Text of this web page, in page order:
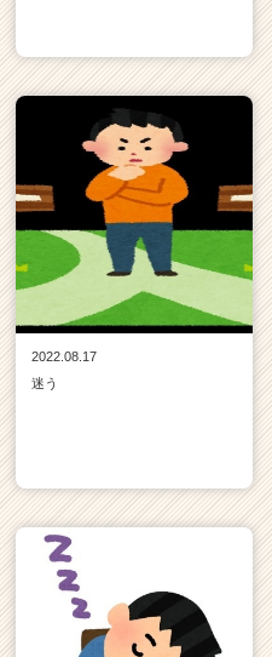
2022.08.17
迷う